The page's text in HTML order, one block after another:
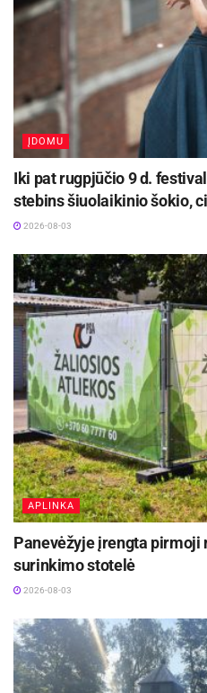
ĮDOMU
Iki pat rugpjūčio 9 d.
stebins šiuolaikinio šokio,
2026-08-03
APLINKA
Panevėžyje įrengta
surinkimo stotelė
2026-08-03